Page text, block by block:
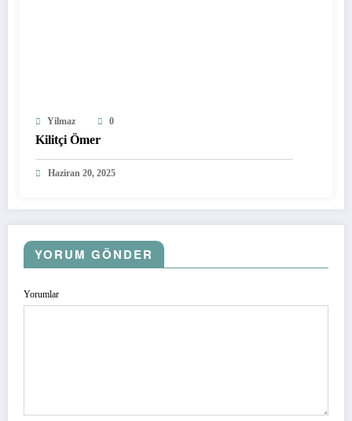
Yilmaz 0
Kilitçi Ömer
Haziran 20, 2025
YORUM GÖNDER
Yorumlar